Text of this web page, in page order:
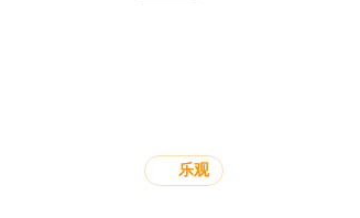
乐观